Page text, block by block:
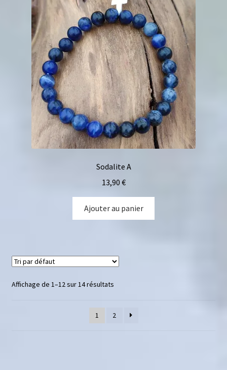
Sodalite A
13,90 €
Ajouter au panier
Affichage de 1–12 sur 14 résultats
1 2